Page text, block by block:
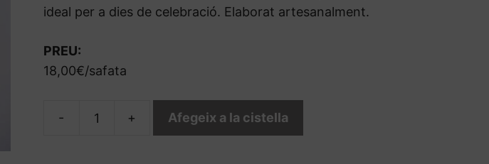
ideal per a dies de celebració. Elaborat artesanalment.
PREU:
18,00€/safata
-
quantitat
+ Afegeix a la cistella